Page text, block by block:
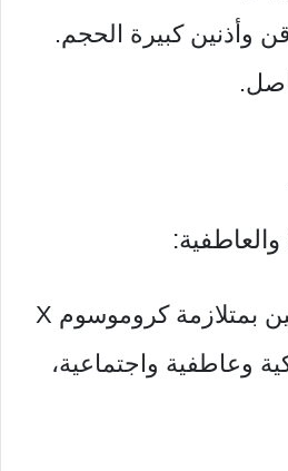
وأذنين كبيرة الحجم.
يواجه أغلب المصابين بمتلازمة كروموسوم X
وعاطفية واجتماعية،